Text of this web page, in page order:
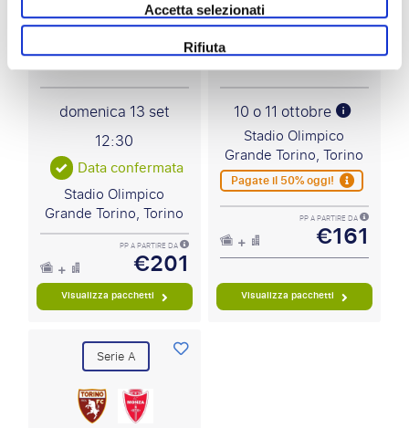
Accetta selezionati
Rifiuta
Torino FC - AS
Roma
domenica 13 set
12:30
Data confermata
Stadio Olimpico
Grande Torino, Torino
PP A PARTIRE DA
€201
Visualizza pacchetti
Torino FC -
Udinese
10 o 11 ottobre
Stadio Olimpico
Grande Torino, Torino
Pagate il 50% oggi!
PP A PARTIRE DA
€161
Visualizza pacchetti
Serie A